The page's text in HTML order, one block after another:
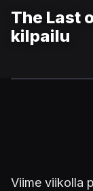
The Last
kilpailu
Viime viikolla